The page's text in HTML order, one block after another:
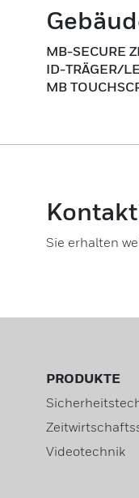
MB-SECURE
ID-TRÄGER/
MB
Sie erhalten
PRODUKTE
Videotechnik